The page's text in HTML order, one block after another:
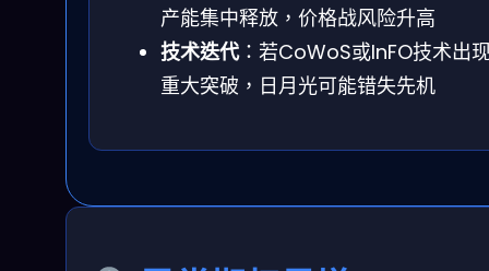
产能集中释放，价格战风险升高
技术迭代：若CoWoS或InFO技术出
重大突破，日月光可能错失先机